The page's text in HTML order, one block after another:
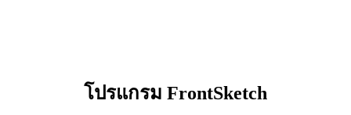
โปรแกรม FrontSketch